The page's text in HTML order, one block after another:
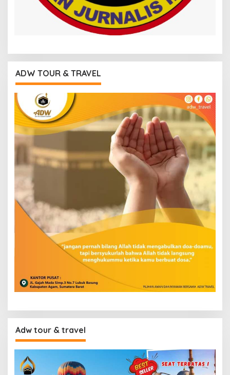
ADW TOUR & TRAVEL
Adw tour & travel